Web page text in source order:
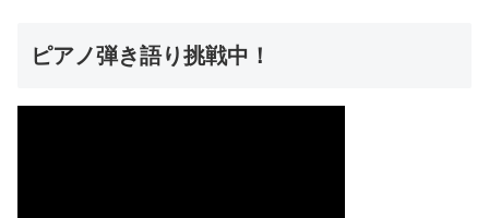
ピアノ弾き語り挑戦中！